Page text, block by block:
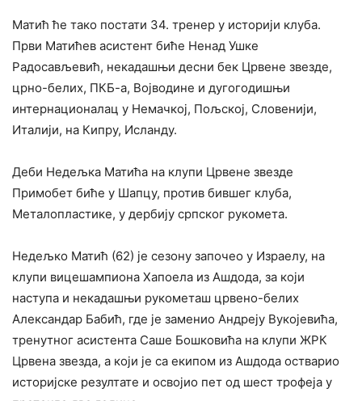
Матић ће тако постати 34. тренер у историји клуба.
Први Матићев асистент биће Ненад Ушке
Радосављевић, некадашњи десни бек Црвене звезде,
црно-белих, ПКБ-а, Војводине и дугогодишњи
интернационалац у Немачкој, Пољској, Словенији,
Италији, на Кипру, Исланду.
Деби Недељка Матића на клупи Црвене звезде
Примобет биће у Шапцу, против бившег клуба,
Металопластике, у дербију српског рукомета.
Недељко Матић (62) је сезону започео у Израелу, на
клупи вицешампиона Хапоела из Ашдода, за који
наступа и некадашњи рукометаш црвено-белих
Александар Бабић, где је заменио Андреју Вукојевића,
тренутног асистента Саше Бошковића на клупи ЖРК
Црвена звезда, а који је са екипом из Ашдода остварио
историјске резултате и освојио пет од шест трофеја у